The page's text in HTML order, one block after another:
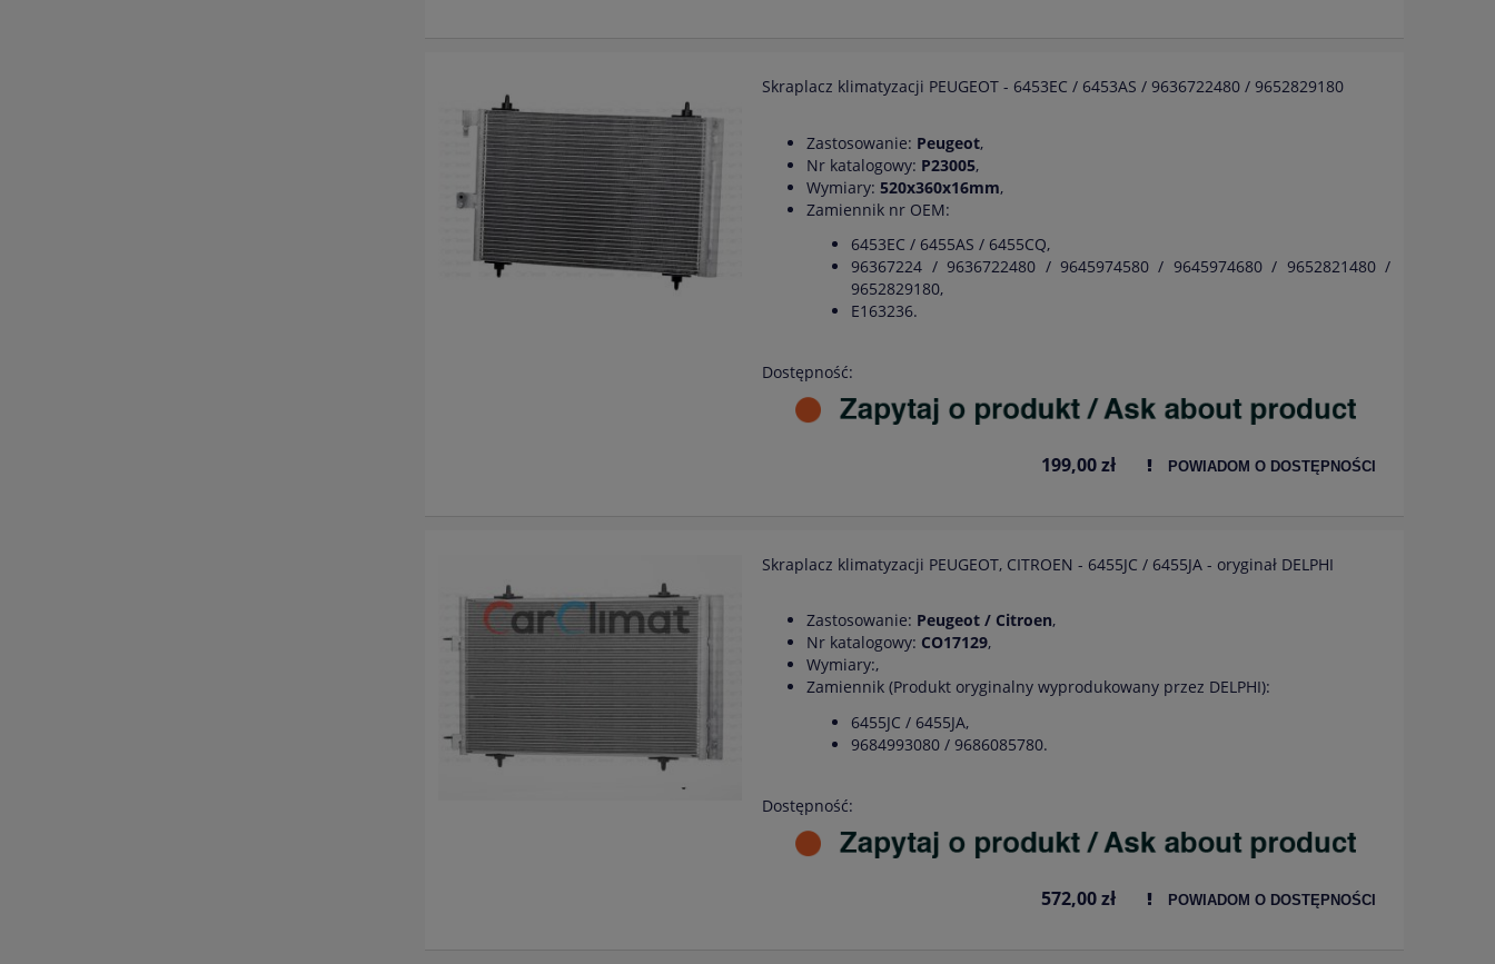
Skraplacz klimatyzacji PEUGEOT - 6453EC / 6453AS / 9636722480 / 9652829180
Zastosowanie: Peugeot,
Nr katalogowy: P23005,
Wymiary:520x360x16mm,
Zamiennik nr OEM:
6453EC / 6455AS / 6455CQ,
96367224 / 9636722480 / 9645974580 / 9645974680 / 9652821480 /
9652829180,
E163236.
Dostępność:
199,00 zł POWIADOM O DOSTĘPNOŚCI
Skraplacz klimatyzacji PEUGEOT, CITROEN - 6455JC / 6455JA - oryginał DELPHI
Zastosowanie: Peugeot / Citroen,
Nr katalogowy: CO17129,
Wymiary:,
Zamiennik (Produkt oryginalny wyprodukowany przez DELPHI):
6455JC / 6455JA,
9684993080 / 9686085780.
Dostępność:
572,00 zł POWIADOM O DOSTĘPNOŚCI